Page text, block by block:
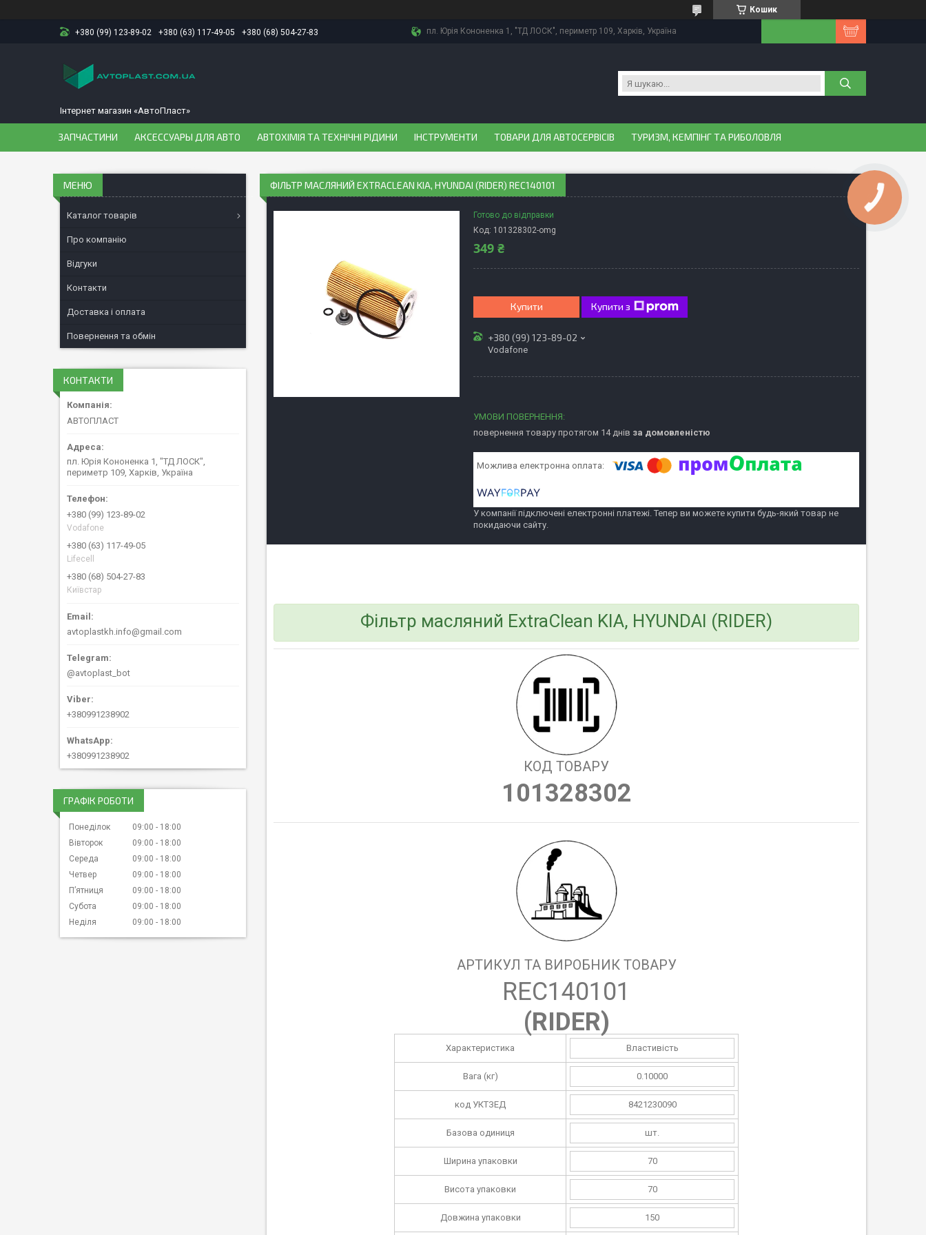
Кошик
+380 (99) 123-89-02 +380 (63) 117-49-05 +380 (68) 504-27-83 пл. Юрія Кононенка 1, "ТД ЛОСК", периметр 109, Харків, Україна
Інтернет магазин «АвтоПласт»
ЗАПЧАСТИНИ АКСЕССУАРЫ ДЛЯ АВТО АВТОХІМІЯ ТА ТЕХНІЧНІ РІДИНИ ІНСТРУМЕНТИ ТОВАРИ ДЛЯ АВТОСЕРВІСІВ ТУРИЗМ, КЕМПІНГ ТА РИБОЛОВЛЯ
ФІЛЬТР МАСЛЯНИЙ EXTRACLEAN KIA, HYUNDAI (RIDER) REC140101
Готово до відправки
Код: 101328302-omg
349 ₴
Купити Купити з
+380 (99) 123-89-02
Vodafone
повернення товару протягом 14 днів за домовленістю
У компанії підключені електронні платежі. Тепер ви можете купити будь-який товар не
покидаючи сайту.
Фільтр масляний ExtraClean KIA, HYUNDAI (RIDER)
КОД ТОВАРУ
101328302
АРТИКУЛ ТА ВИРОБНИК ТОВАРУ
REC140101
(RIDER)
Характеристика Властивість
Вага (кг) 0.10000
код УКТЗЕД 8421230090
Базова одиниця шт.
Ширина упаковки 70
Висота упаковки 70
Довжина упаковки 150
Каталог товарів
Про компанію
Відгуки
Контакти
Доставка і оплата
Повернення та обмін
КОНТАКТИ
АВТОПЛАСТ
пл. Юрія Кононенка 1, "ТД ЛОСК",
периметр 109, Харків, Україна
+380 (99) 123-89-02
Vodafone
+380 (63) 117-49-05
Lifecell
+380 (68) 504-27-83
Київстар
avtoplastkh.info@gmail.com
@avtoplast_bot
+380991238902
+380991238902
ГРАФІК РОБОТИ
Понеділок 09:00
18:00
Вівторок
09:00
18:00
Середа
09:00
18:00
Четвер
09:00
18:00
Пʼятниця
09:00
18:00
Субота
09:00
18:00
Неділя
09:00 18:00